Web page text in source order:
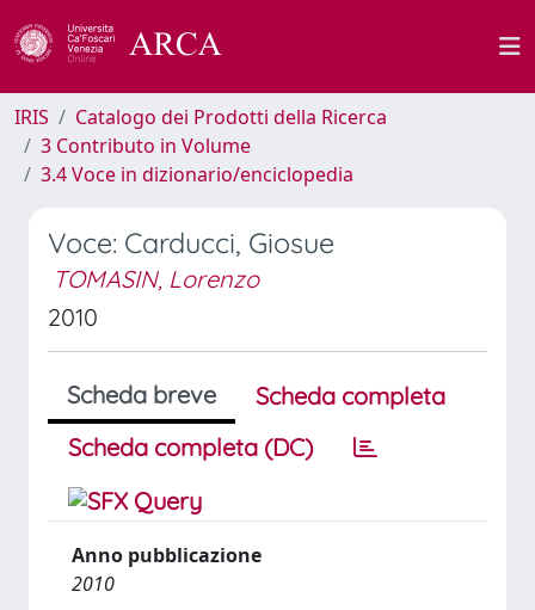
IRIS
Catalogo dei Prodotti della Ricerca
3 Contributo in Volume
3.4 Voce in dizionario/enciclopedia
Voce: Carducci, Giosue
TOMASIN, Lorenzo
2010
Scheda breve
Scheda completa
Scheda completa (DC)
Anno pubblicazione
2010